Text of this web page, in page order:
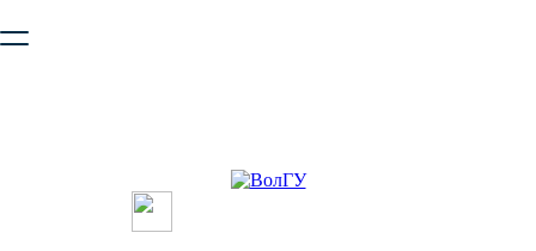
безопасную работу с сайтом. Пожалуйста